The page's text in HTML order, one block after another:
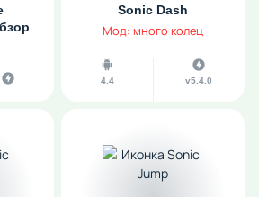
Sonic Dash
Мод: много колец
4.4 v5.4.0